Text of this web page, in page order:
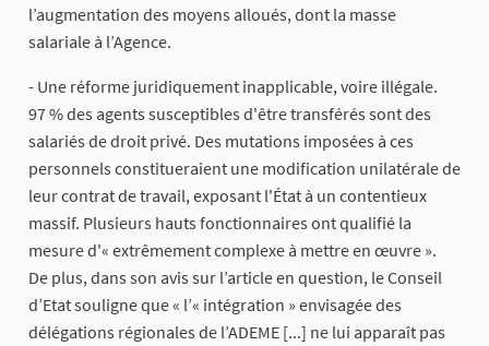
l’augmentation des moyens alloués, dont la masse
salariale à l’Agence.
- Une réforme juridiquement inapplicable, voire illégale.
97 % des agents susceptibles d'être transférés sont des
salariés de droit privé. Des mutations imposées à ces
personnels constitueraient une modification unilatérale de
leur contrat de travail, exposant l'État à un contentieux
massif. Plusieurs hauts fonctionnaires ont qualifié la
mesure d'« extrêmement complexe à mettre en œuvre ».
De plus, dans son avis sur l’article en question, le Conseil
d’Etat souligne que « l’« intégration » envisagée des
délégations régionales de l’ADEME [...] ne lui apparaît pas